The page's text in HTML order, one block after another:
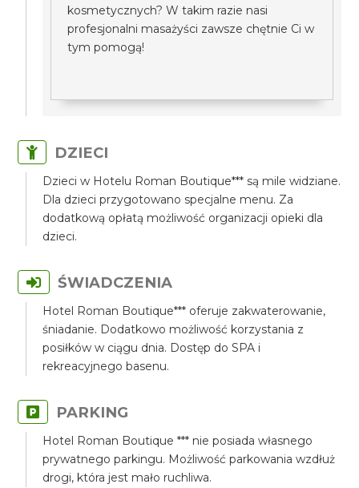
kosmetycznych? W takim razie nasi
profesjonalni masażyści zawsze chętnie Ci w
tym pomogą!
DZIECI
Dzieci w Hotelu Roman Boutique*** są mile widziane.
Dla dzieci przygotowano specjalne menu. Za
dodatkową opłatą możliwość organizacji opieki dla
dzieci.
ŚWIADCZENIA
Hotel Roman Boutique*** oferuje zakwaterowanie,
śniadanie. Dodatkowo możliwość korzystania z
posiłków w ciągu dnia. Dostęp do SPA i
rekreacyjnego basenu.
PARKING
Hotel Roman Boutique *** nie posiada własnego
prywatnego parkingu. Możliwość parkowania wzdłuż
drogi, która jest mało ruchliwa.